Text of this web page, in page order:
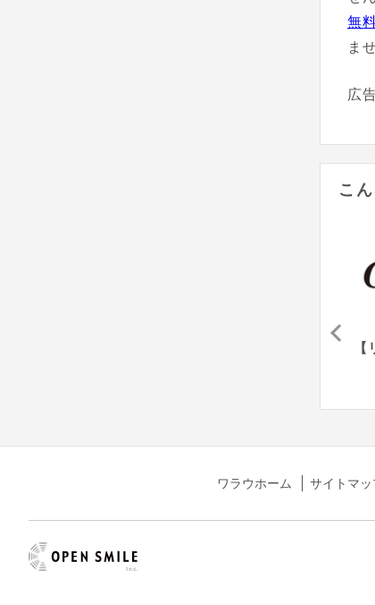
無
ま
広
こ
ワラウホーム サイトマッ